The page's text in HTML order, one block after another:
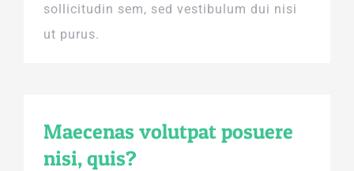
sollicitudin sem, sed vestibulum dui nisi
ut purus.
Maecenas volutpat posuere
nisi, quis?